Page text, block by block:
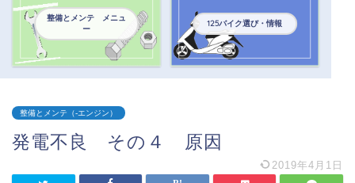
整備とメンテ メニュ
ー
125バイク選び・情報
整備とメンテ（-エンジン）
発電不良 その４ 原因
2019年4月1日